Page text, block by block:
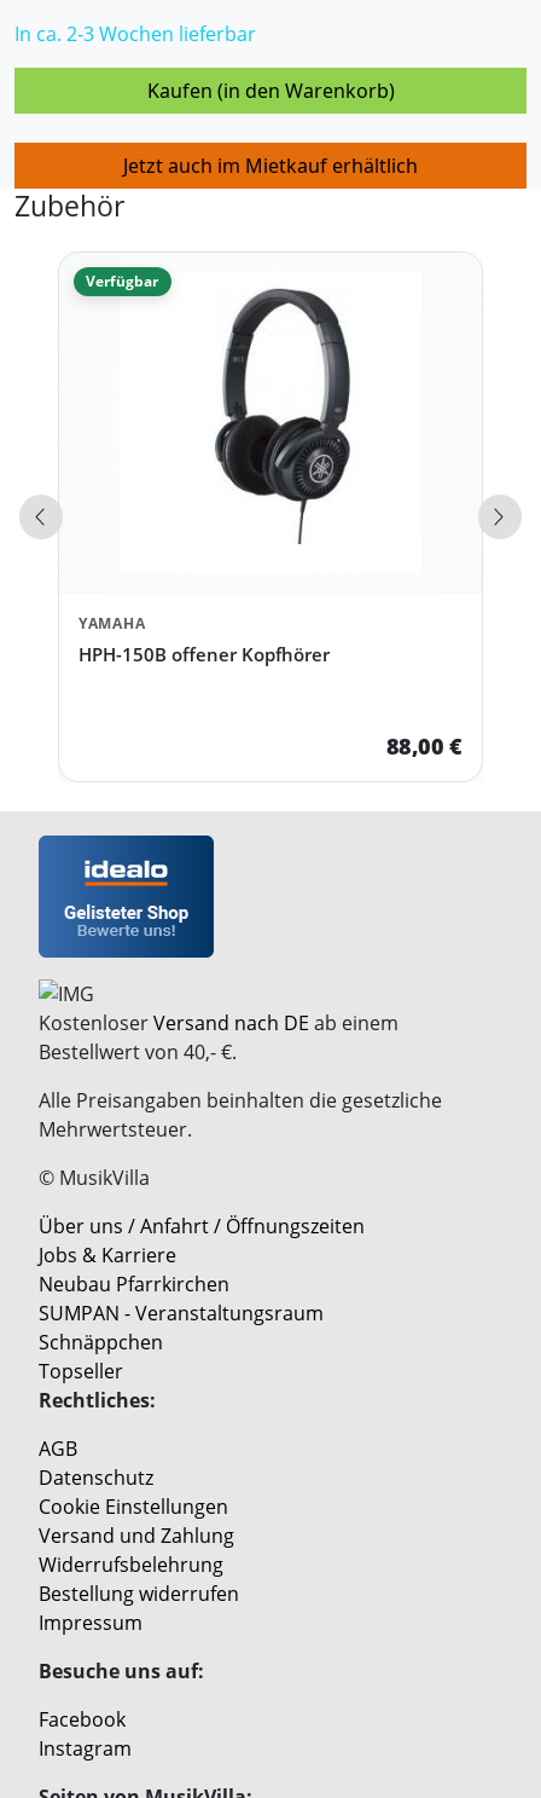
In ca. 2-3 Wochen lieferbar
Kaufen (in den Warenkorb)
Jetzt auch im Mietkauf erhältlich
Zubehör
Verfügbar
YAMAHA
HPH-150B offener Kopfhörer
88,00 €
Vorherige Produkte
KostenloserVersand nach DE ab einem
Bestellwert von 40,- €.
Alle Preisangaben beinhalten die gesetzliche
Mehrwertsteuer.
© MusikVilla
Über uns / Anfahrt / Öffnungszeiten
Jobs & Karriere
Neubau Pfarrkirchen
SUMPAN - Veranstaltungsraum
Schnäppchen
Topseller
Rechtliches:
AGB
Datenschutz
Cookie Einstellungen
Versand und Zahlung
Widerrufsbelehrung
Bestellung widerrufen
Impressum
Besuche uns auf:
Facebook
Instagram